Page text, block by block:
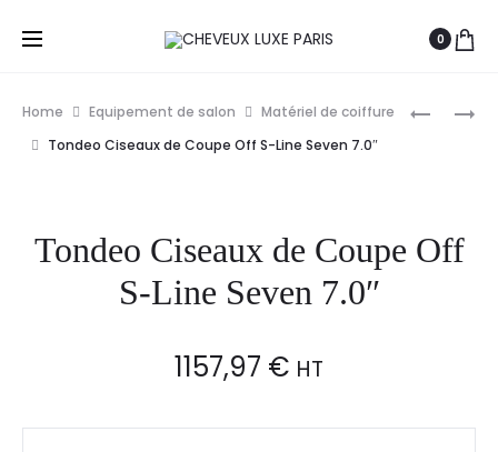
0
SAIZA
5.5″
Home Equipement de salon
Matériel de coiffure
Tondeo Ciseaux de Coupe Off S-Line Seven 7.0″
Tondeo Ciseaux de Coupe Off
S-Line Seven 7.0″
1157,97 € HT